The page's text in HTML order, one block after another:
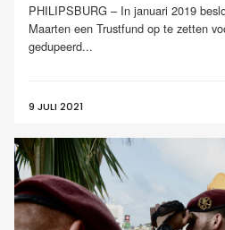
PHILIPSBURG – In januari 2019
Maarten een Trustfund op te zetten
gedupeerd...
9 JULI 2021